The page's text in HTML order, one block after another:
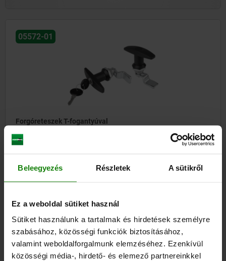
Beleegyezés Részletek A sütikről
Ez a weboldal sütiket használ
Sütiket használunk a tartalmak és hirdetések személyre
szabásához, közösségi funkciók biztosításához,
valamint weboldalforgalmunk elemzéséhez. Ezenkívül
közösségi média-, hirdető- és elemező partnereinkkel
05572-01
Forgóreteszek T-fogantyúval
kezdet6,39 €
hozzáértve szállítási költségek
RÉSZLETEK
05573